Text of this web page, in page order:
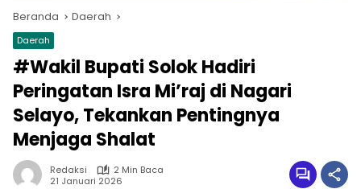
Beranda Daerah
Daerah
#Wakil Bupati Solok Hadiri
Peringatan Isra Mi’raj di Nagari
Selayo, Tekankan Pentingnya
Menjaga Shalat
Redaksi
2 Min Baca
21 Januari 2026